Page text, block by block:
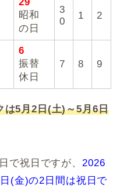
昭和
の日
3
0
1 2
6
振替
休日
7 8 9
は5月2日(土)～5月6日
で祝日ですが、 2026
(金)の2日間は祝日で